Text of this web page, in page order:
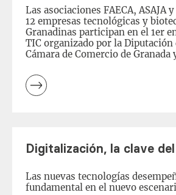
Las asociaciones FAECA, ASAJA
12 empresas tecnológicas y
Granadinas participan en el 1er
TIC organizado por la Diputación
Cámara de Comercio de Granada
Agroalimentarias de Granada que
mayor parte del sector, han
Encuentro Agro-TIC 2023. […]
Digitalización, la clave
Las nuevas tecnologías
fundamental en el nuevo